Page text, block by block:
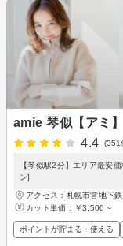
amie 琴似【アミ】
4.4
(351
【琴似駅2分】エリア最安
ン]
アクセス：札幌市営地下
カット単価： ￥3,500～
ポイントが貯まる・使える